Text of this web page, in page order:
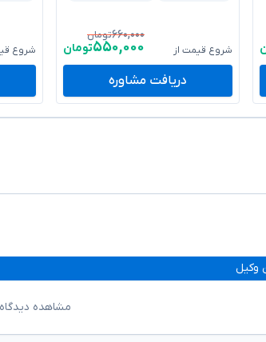
شروع قیمت از
۶۶۰,۰۰۰تومان
۵۵۰,۰۰۰تومان
دریافت مشاوره
شروع
وکیل
مشاهده